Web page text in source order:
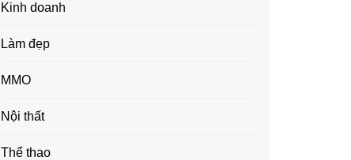
Kinh doanh
Làm đẹp
MMO
Nội thất
Thể thao